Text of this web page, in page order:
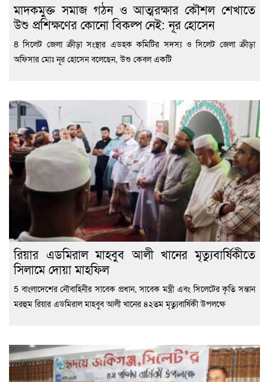
মাদকমুক্ত সমাজ গঠন ও আত্মরক্ষার কৌশল শেখাতে
উশু প্রশিক্ষণের কোনো বিকল্প নেই: নূর হোসেন
8 সিলেট জেলা ক্রীড়া সংস্থার এডহক কমিটির সদস্য ও সিলেট জেলা ক্রীড়া
অফিসার মোঃ নূর হোসেন বলেছেন, উশু কেবল একটি
রিয়ার এডমিরাল মাহবুব আলী খানের মৃত্যুবার্ষিকীতে
সিলামে দোয়া মাহফিল
5 বাংলাদেশের নৌবাহিনীর সাবেক প্রধান, সাবেক মন্ত্রী এবং সিলেটের কৃতি সন্তান
মরহুম রিয়ার এডমিরাল মাহবুব আলী খানের ৪২তম মৃত্যুবার্ষিকী উপলক্ষে